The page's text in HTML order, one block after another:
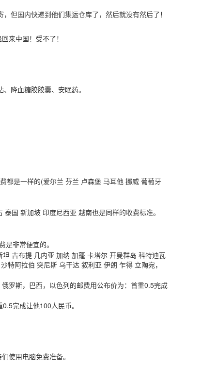
但国内快递到他们集运仓库了，然后就没有然后了！
来中国！受不了！
降血糖胶胶囊、安眠药。
都是一样的(爱尔兰 芬兰 卢森堡 马耳他 挪威 葡萄牙
国 新加坡 印度尼西亚 越南也是同样的收费标准。
非常便宜的。
吉布提 几内亚 加纳 加蓬 卡塔尔 开曼群岛 科特迪瓦
阿拉伯 突尼斯 乌干达 叙利亚 伊朗 乍得 立陶宛，
罗斯，巴西，以色列的邮费用公布价为：首重0.5完成
完成让他100人民币。
使用电脑免费准备。